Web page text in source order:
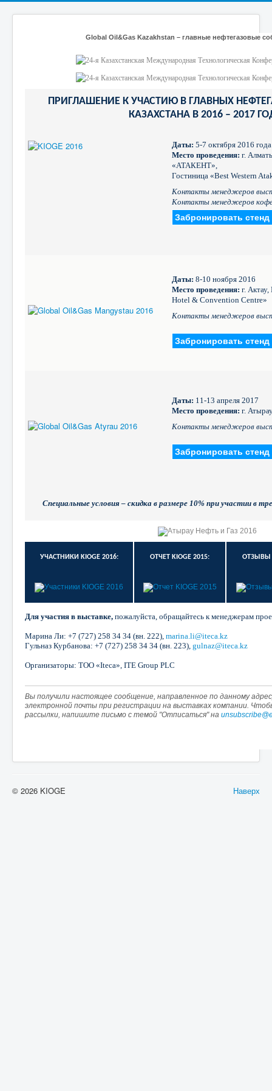
Global Oil&Gas Kazakhstan – главные нефтегазовые
ПРИГЛАШЕНИЕ К УЧАСТИЮ В ГЛАВНЫХ
КАЗАХСТАНА В 2016 – 2017
Даты: 5-7 октября 2016 года
Место проведения: г.
«АТАКЕНТ»,
Гостиница «Best Western
Контакты менеджеров
Контакты менеджеров
Забронировать стенд
Даты: 8-10 ноября 2016
Место проведения: г.
Hotel & Convention Centre»
Контакты менеджеров
Забронировать стенд
Даты: 11-13 апреля 2017
Место проведения: г.
Контакты менеджеров
Забронировать стенд
Специальные условия – скидка в размере 10% при участии в
УЧАСТНИКИ KIOGE 2016: ОТЧЕТ KIOGE 2015: ОТЗЫВЫ
Для участия в выставке, пожалуйста, обращайтесь к менеджерам
Марина Ли: +7 (727) 258 34 34 (вн. 222), marina.li@iteca.kz
Гульназ Курбанова: +7 (727) 258 34 34 (вн. 223), gulnaz@iteca.kz
Организаторы: ТОО «Iteca», ITE Group PLC
Вы получили настоящее сообщение, направленное по данному
электронной почты при регистрации на выставках компании.
рассылки, напишите письмо с темой "Отписаться" на
Наверх
© 2026 KIOGE